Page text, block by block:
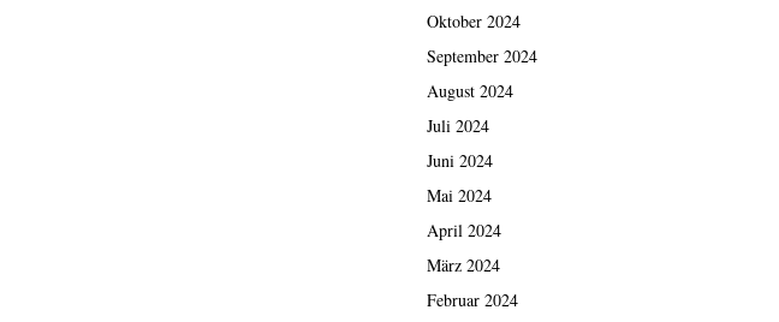
Oktober 2024
September 2024
August 2024
Juli 2024
Juni 2024
Mai 2024
April 2024
März 2024
Februar 2024